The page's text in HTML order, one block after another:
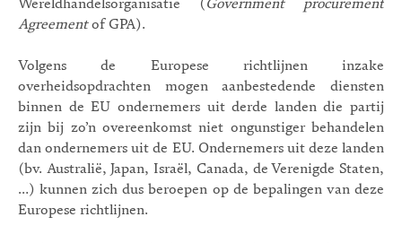
Wereldhandelsorganisatie ( Government procurement
Agreementof GPA).
Volgens de Europese richtlijnen inzake
overheidsopdrachten mogen aanbestedende diensten
binnen de EU ondernemers uit derde landen die partij
zijn bij zo’n overeenkomst niet ongunstiger behandelen
dan ondernemers uit de EU. Ondernemers uit deze landen
(bv. Australië, Japan, Israël, Canada, de Verenigde Staten,
…) kunnen zich dus beroepen op de bepalingen van deze
Europese richtlijnen.